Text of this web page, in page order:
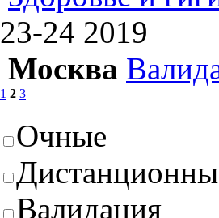
23-24 2019
Москва
1 2 3
Очные
Валидация